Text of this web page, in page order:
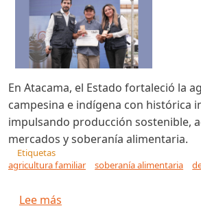
En Atacama, el Estado fortaleció la
campesina e indígena con histórica
impulsando producción sostenible,
mercados y soberanía alimentaria.
Etiquetas
agricultura familiar
soberanía alimentaria
Lee más